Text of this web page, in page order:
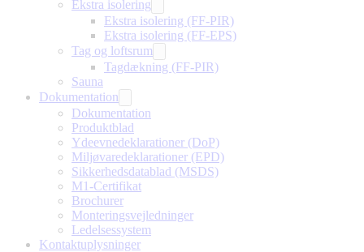
Ekstra isolering
Ekstra isolering (FF-PIR)
Ekstra isolering (FF-EPS)
Tag og loftsrum
Tagdækning (FF-PIR)
Sauna
Dokumentation
Dokumentation
Produktblad
Ydeevnedeklarationer (DoP)
Miljøvaredeklarationer (EPD)
Sikkerhedsdatablad (MSDS)
M1-Certifikat
Brochurer
Monteringsvejledninger
Ledelsessystem
Kontaktuplysninger